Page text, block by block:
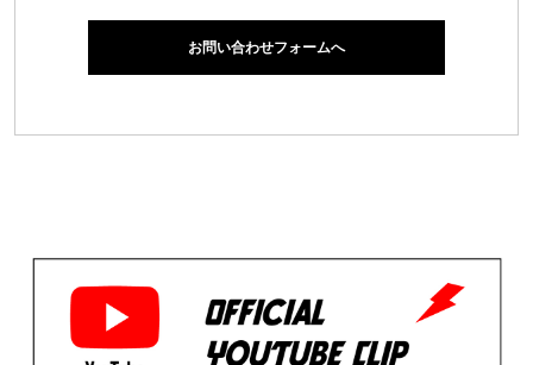
お問い合わせフォームへ